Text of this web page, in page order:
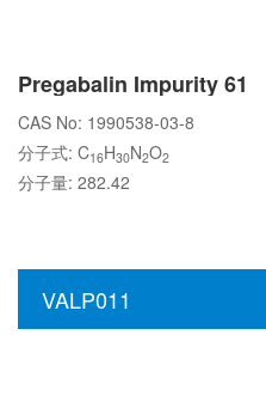
Pregabalin Impurity 61
CAS No: 1990538-03-8
分子式: C16H30N2O2
分子量: 282.42
VALP011